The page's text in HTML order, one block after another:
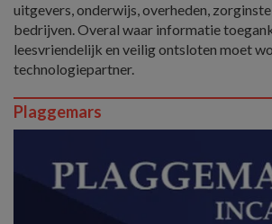
uitgevers, onderwijs, overheden,
bedrijven. Overal waar informatie
leesvriendelijk en veilig ontsloten moet
technologiepartner.
Plaggemars